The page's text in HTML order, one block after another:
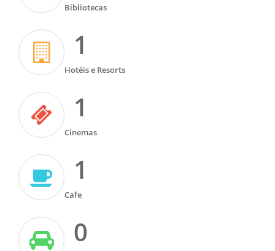
Bibliotecas
1
Hotéis e Resorts
1
Cinemas
1
Cafe
0